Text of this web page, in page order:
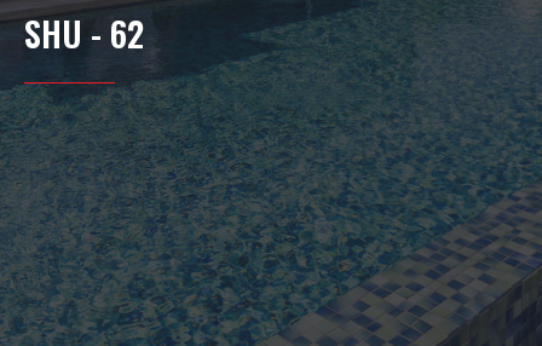
SHU - 62